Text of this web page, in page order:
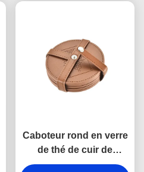
Caboteur rond en verre
de thé de cuir de
velours de caboteurs de